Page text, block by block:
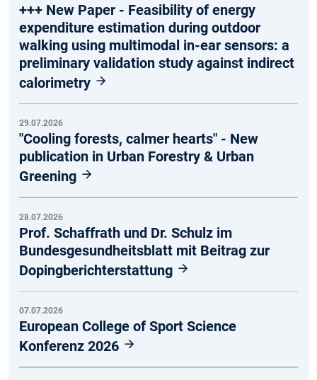
+++ New Paper - Feasibility of energy
expenditure estimation during outdoor
walking using multimodal in-ear sensors: a
preliminary validation study against indirect
calorimetry
29.07.2026
"Cooling forests, calmer hearts" - New
publication in Urban Forestry & Urban
Greening
28.07.2026
Prof. Schaffrath und Dr. Schulz im
Bundesgesundheitsblatt mit Beitrag zur
Dopingberichterstattung
07.07.2026
European College of Sport Science
Konferenz 2026